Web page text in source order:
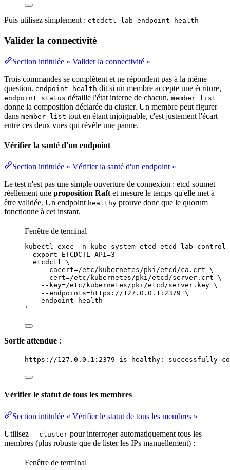
Puis utilisez simplement : etcdctl-lab endpoint health
Valider la connectivité
Section intitulée « Valider la connectivité »
Trois commandes se complètent et ne répondent pas à la même
question. endpoint health dit si un membre accepte une écriture,
endpoint status détaille l'état interne de chacun, member list
donne la composition déclarée du cluster. Un membre peut figurer
dans member list tout en étant injoignable, c'est justement l'écart
entre ces deux vues qui révèle une panne.
Vérifier la santé d'un endpoint
Section intitulée « Vérifier la santé d'un endpoint »
Le test n'est pas une simple ouverture de connexion : etcd soumet
réellement une proposition Raft et mesure le temps qu'elle met à
être validée. Un endpoint healthy prouve donc que le quorum
fonctionne à cet instant.
Fenêtre de terminal
kubectl exec -n kube-system etcd-etcd-lab-control-
export ETCDCTL_API=3
etcdctl \
--cacert=/etc/kubernetes/pki/etcd/ca.crt \
--cert=/etc/kubernetes/pki/etcd/server.crt \
--key=/etc/kubernetes/pki/etcd/server.key \
--endpoints=https://127.0.0.1:2379 \
endpoint health
'
Sortie attendue :
https://127.0.0.1:2379 is healthy: successfully
Vérifier le statut de tous les membres
Section intitulée « Vérifier le statut de tous les membres »
Utilisez --cluster pour interroger automatiquement tous les
membres (plus robuste que de lister les IPs manuellement) :
Fenêtre de terminal